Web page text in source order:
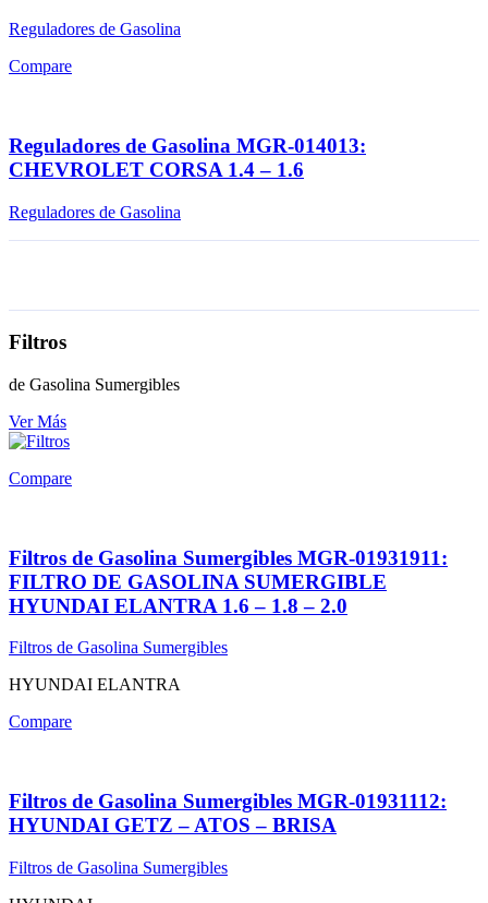
Reguladores de Gasolina
Compare
Reguladores de Gasolina MGR-014013:
CHEVROLET CORSA 1.4 – 1.6
Reguladores de Gasolina
Filtros
de Gasolina Sumergibles
Ver Más
Compare
Filtros de Gasolina Sumergibles MGR-01931911:
FILTRO DE GASOLINA SUMERGIBLE
HYUNDAI ELANTRA 1.6 – 1.8 – 2.0
Filtros de Gasolina Sumergibles
HYUNDAI ELANTRA
Compare
Filtros de Gasolina Sumergibles MGR-01931112:
HYUNDAI GETZ – ATOS – BRISA
Filtros de Gasolina Sumergibles